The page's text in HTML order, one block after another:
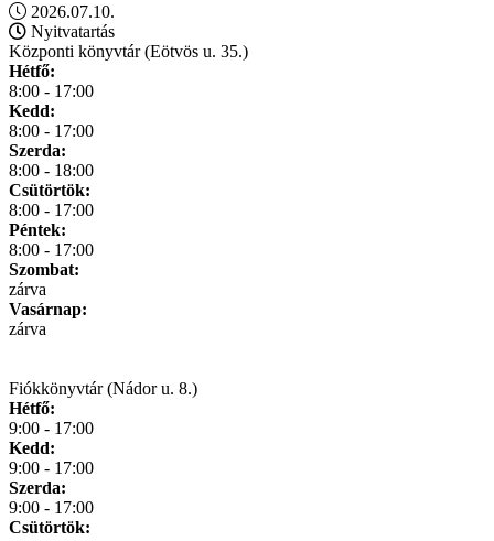
2026.07.10.
Nyitvatartás
Központi könyvtár (Eötvös u. 35.)
Hétfő:
8:00 - 17:00
Kedd:
8:00 - 17:00
Szerda:
8:00 - 18:00
Csütörtök:
8:00 - 17:00
Péntek:
8:00 - 17:00
Szombat:
zárva
Vasárnap:
zárva
Fiókkönyvtár (Nádor u. 8.)
Hétfő:
9:00 - 17:00
Kedd:
9:00 - 17:00
Szerda:
9:00 - 17:00
Csütörtök: